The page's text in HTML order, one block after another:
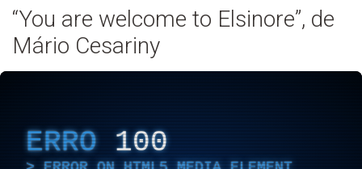
“You are welcome to Elsinore”, de
Mário Cesariny
ERRO 100